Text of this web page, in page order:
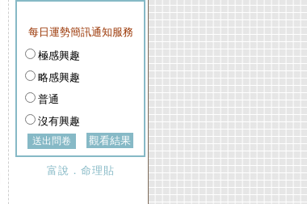
每日運勢簡訊通知服務
極感興趣
略感興趣
普通
沒有興趣
觀看結果
富說．命理貼